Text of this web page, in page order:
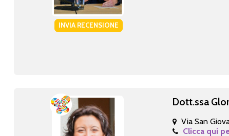
INVIA RECENSIONE
Dott.ssa
Via San
Clicca qui